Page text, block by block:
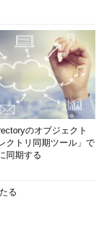
のオブジェクト
クトリ同期ツール」で
同期する
る